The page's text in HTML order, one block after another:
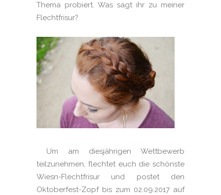
Thema probiert. Was sagt ihr zu meiner
Flechtfrisur?
Um am diesjährigen Wettbewerb
teilzunehmen, flechtet euch die schönste
Wiesn-Flechtfrisur und postet den
Oktoberfest-Zopf bis zum 02.09.2017 auf